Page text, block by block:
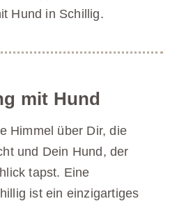
Hund in Schillig.
mit Hund
Himmel über Dir, die
und Dein Hund, der
tapst. Eine
ist ein einzigartiges